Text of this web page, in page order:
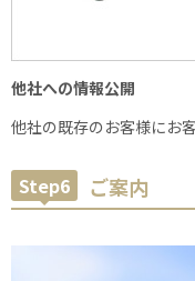
他社への情報公開
他社の既存のお客様にお
Step6 ご案内